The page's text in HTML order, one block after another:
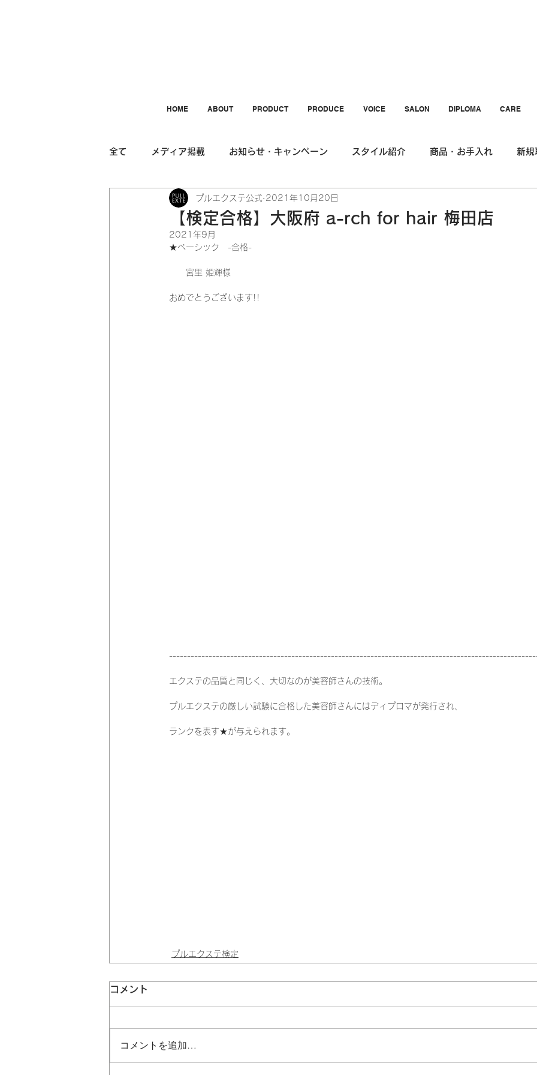
HOME ABOUT PRODUCT PRODUCE VOICE SALON DIPLOMA CARE
全て メディア掲載 お知らせ・キャンペーン スタイル紹介 商品・お手入れ 新規
プルエクステ検定
【検定合格】大阪府 a-rch for hair 梅田店
プルエクステ公式 2021年10月20日
2021年9月
★ベーシック　-合格-
宮里 姫輝様
おめでとうございます!!
エクステの品質と同じく、大切なのが美容師さんの技術。
プルエクステの厳しい試験に合格した美容師さんにはディプロマが発行され、
ランクを表す★が与えられます。
プルエクステ検定
コメント
コメントを追加…